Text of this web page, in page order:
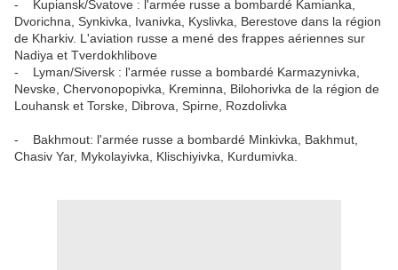
- Kupiansk/Svatove : l'armée russe a bombardé Kamianka,
Dvorichna, Synkivka, Ivanivka, Kyslivka, Berestove dans la région
de Kharkiv. L'aviation russe a mené des frappes aériennes sur
Nadiya et Tverdokhlibove
- Lyman/Siversk : l'armée russe a bombardé Karmazynivka,
Nevske, Chervonopopivka, Kreminna, Bilohorivka de la région de
Louhansk et Torske, Dibrova, Spirne, Rozdolivka
- Bakhmout: l'armée russe a bombardé Minkivka, Bakhmut,
Chasiv Yar, Mykolayivka, Klischiyivka, Kurdumivka.